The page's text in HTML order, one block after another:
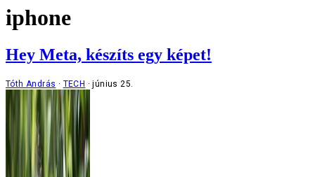
iphone
Hey Meta, készíts egy képet!
Tóth András TECH június 25.